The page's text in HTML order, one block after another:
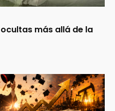
más allá de la